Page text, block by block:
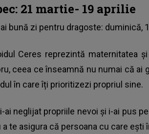
21 martie- 19 aprilie
bună zi pentru dragoste: duminică,
Ceres reprezintă maternitatea
ceea ce înseamnă nu numai că
în care îți prioritizezi propriul sine.
ai neglijat propriile nevoi și i-ai pus
a te asigura că persoana cu care